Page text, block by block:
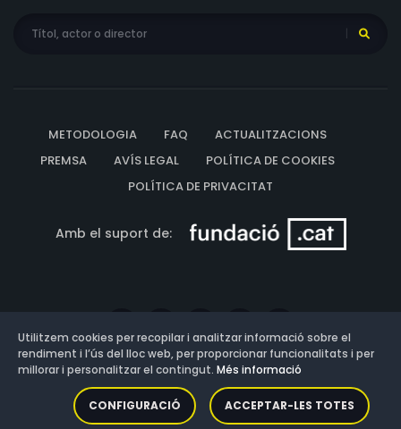
METODOLOGIA FAQ
ACTUALITZACIONS
PREMSA
AVÍS LEGAL
POLÍTICA DE COOKIES
POLÍTICA DE PRIVACITAT
Amb el suport de:
Versió: 3.13.0.202607011342
Utilitzem cookies per recopilar i analitzar informació sobre el
rendiment i l’ús del lloc web, per proporcionar funcionalitats i per
millorar i personalitzar el contingut. Més informació
CONFIGURACIÓ ACCEPTAR-LES TOTES